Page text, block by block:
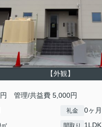
【外観】
管理/共益費 5,000円
礼金 0ヶ月
間取り 1LDK